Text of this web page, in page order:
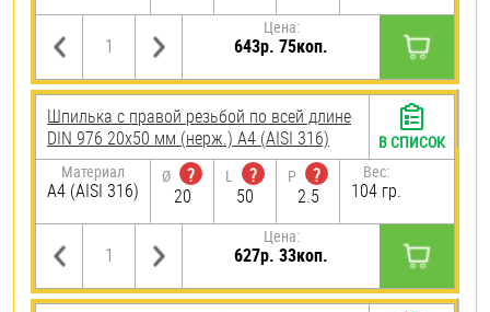
Цена:
643р. 75коп.
Шпилька с правой резьбой по всей длине
DIN 976 20х50 мм (нерж.) A4 (AISI 316)
Материал
A4 (AISI 316)
Ø
?
20
L
?
50
P
?
2.5
Вес:
104 гр.
Цена:
627р. 33коп.
В СПИСОК